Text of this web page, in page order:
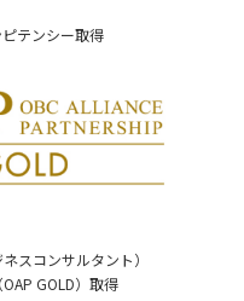
テンシー取得
スコンサルタント）
GOLD）取得